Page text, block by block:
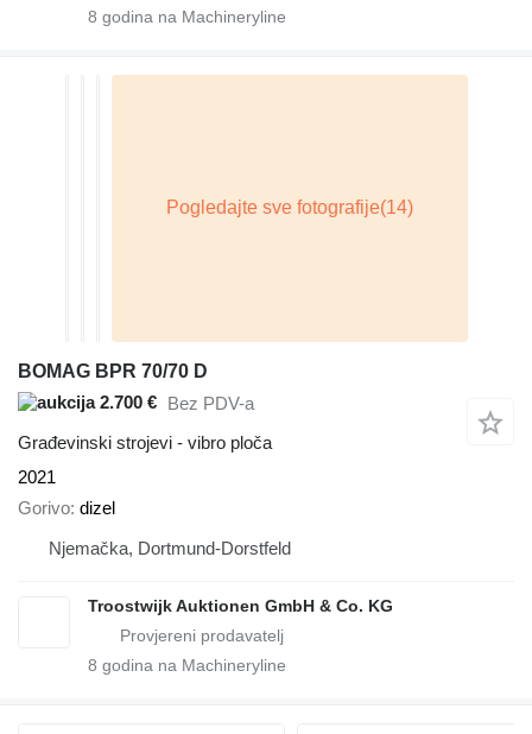
8 godina na Machineryline
BOMAG BPR 70/70 D
2.700 € Bez PDV-a
Građevinski strojevi - vibro ploča
2021
Gorivo dizel
Njemačka, Dortmund-Dorstfeld
Troostwijk Auktionen GmbH & Co. KG
8 godina na Machineryline